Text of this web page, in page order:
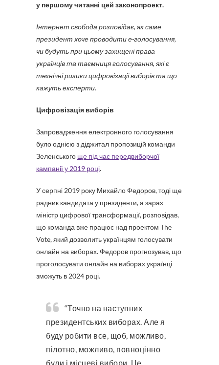
у першому читанні цей законопроект.
Інтернет свобода розповідає, як саме
президент хоче проводити е-голосування,
чи будуть при цьому захищені права
українців та таємниця голосування, які є
технічні ризики цифровізації виборів та що
кажуть експерти.
Цифровізація виборів
Запровадження електронного голосування
було однією з діджитал пропозицій команди
Зеленського ще під час передвиборчої
кампанії у 2019 році.
У серпні 2019 року Михайло Федоров, тоді ще
радник кандидата у президенти, а зараз
міністр цифрової трансформації, розповідав,
що команда вже працює над проектом The
Vote, який дозволить українцям голосувати
онлайн на виборах. Федоров прогнозував, що
проголосувати онлайн на виборах українці
зможуть в 2024 році.
“Точно на наступних
президентських виборах. Але я
буду робити все, щоб, можливо,
пілотно, можливо, повноцінно
були і місцеві вибори. Це